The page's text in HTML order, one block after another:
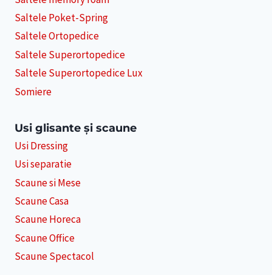
Saltele Poket-Spring
Saltele Ortopedice
Saltele Superortopedice
Saltele Superortopedice Lux
Somiere
Usi glisante și scaune
Usi Dressing
Usi separatie
Scaune si Mese
Scaune Casa
Scaune Horeca
Scaune Office
Scaune Spectacol